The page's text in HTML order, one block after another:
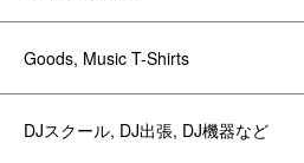
Goods, Music T-Shirts
DJスクール, DJ出張, DJ機器など